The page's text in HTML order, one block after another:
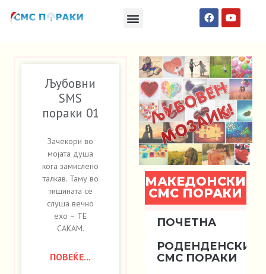
Љубовни
SMS
пораки 01
Зачекори во
мојата душа
кога замислено
талкав. Таму во
тишината се
слуша вечно
ехо – ТЕ
САКАМ.
ПОВЕЌЕ...
МАКЕДОНСКИ
СМС ПОРАКИ
ПОЧЕТНА
РОДЕНДЕНСКИ
СМС ПОРАКИ